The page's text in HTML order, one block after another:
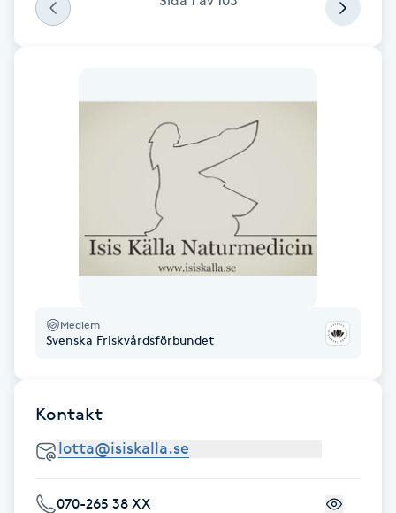
Fransk manikyr
Funktionsanalys
Föning
Gel naglar
Medlem
Svenska Friskvårdsförbundet
Kontakt
070-265 38 XX